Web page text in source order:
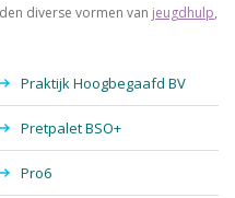
diverse vormen van jeugdhulp,
Praktijk Hoogbegaafd BV
Pretpalet BSO+
Pro6